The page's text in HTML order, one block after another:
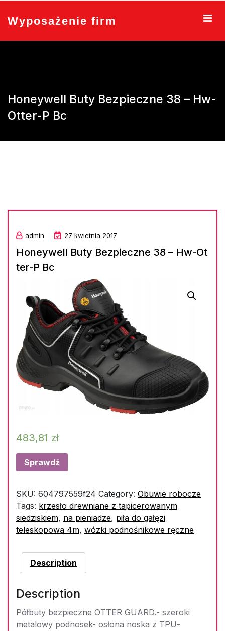
content
Wyposażenie firm
Honeywell Buty Bezpieczne 38 – Hw-
Otter-P Bc
admin 27 kwietnia 2017
Honeywell Buty Bezpieczne 38 – Hw-Ot
ter-P Bc
483,81 zł
Sprawdź
SKU: 604797559f24 Category: Obuwie robocze
Tags: krzesło drewniane z tapicerowanym
siedziskiem, na pieniadze, piła do gałęzi
teleskopowa 4m, wózki podnośnikowe ręczne
Description
Description
Półbuty bezpieczne OTTER GUARD.- szeroki
metalowy podnosek- osłona noska z TPU-